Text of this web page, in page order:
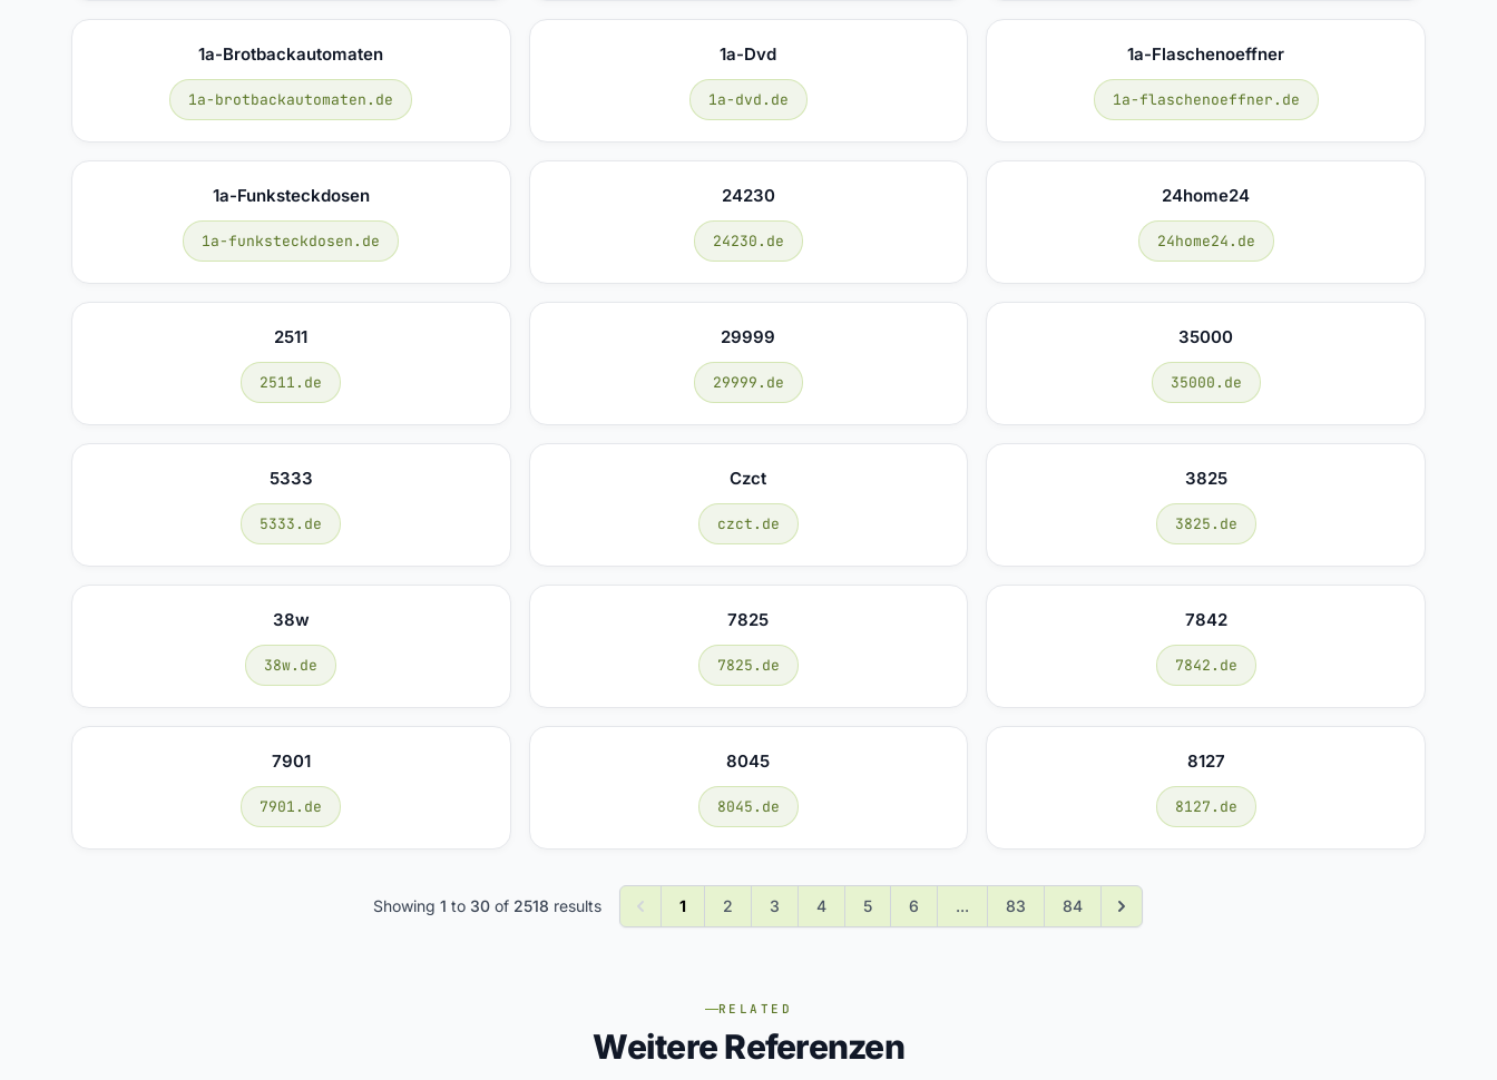
1a-Brotbackautomaten
1a-brotbackautomaten.de
1a-Dvd
1a-dvd.de
1a-Flaschenoeffner
1a-flaschenoeffner.de
1a-Funksteckdosen
1a-funksteckdosen.de
24230
24230.de
24home24
24home24.de
2511
2511.de
29999
29999.de
35000
35000.de
5333
5333.de
Czct
czct.de
3825
3825.de
38w
38w.de
7825
7825.de
7842
7842.de
7901
7901.de
8045
8045.de
8127
8127.de
Showing 1 to 30of 2518 results 1 2 3 4 5 6 ... 83 84
RELATED
Weitere Referenzen